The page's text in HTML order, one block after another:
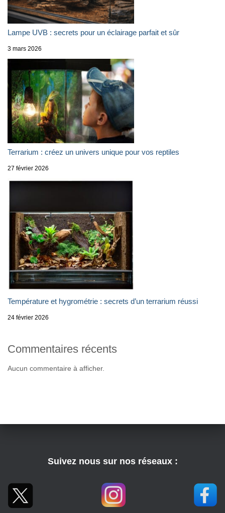
Lampe UVB : secrets pour un éclairage parfait et sûr
3 mars 2026
Terrarium : créez un univers unique pour vos reptiles
27 février 2026
Température et hygrométrie : secrets d’un terrarium réussi
24 février 2026
Commentaires récents
Aucun commentaire à afficher.
Suivez nous sur nos réseaux :